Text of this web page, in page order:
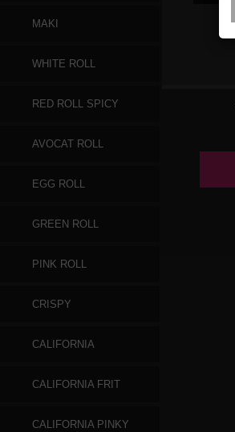
MAKI
WHITE ROLL
RED ROLL SPICY
AVOCAT ROLL
EGG ROLL
GREEN ROLL
PINK ROLL
CRISPY
CALIFORNIA
CALIFORNIA FRIT
CALIFORNIA PINKY